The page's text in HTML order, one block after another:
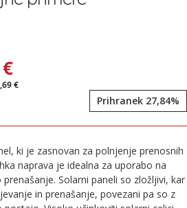
€
Prihranek 27,84%
ki je zasnovan za polnjenje prenosnih
naprava je idealna za uporabo na
Solarni paneli so zložljivi, kar
in prenašanje, povezani pa so z